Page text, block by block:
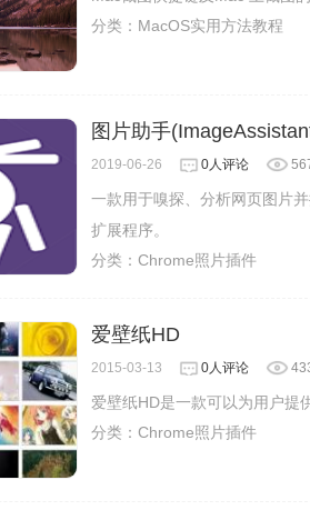
分类： MacOS实用方法教程
图片助手
2019-06-26 0人评论
一款用于嗅探、分析网页图片
扩展程序。
分类： Chrome照片插件
爱壁纸HD
2015-03-13 0人评论
爱壁纸HD是一款可以为用户提
分类： Chrome照片插件